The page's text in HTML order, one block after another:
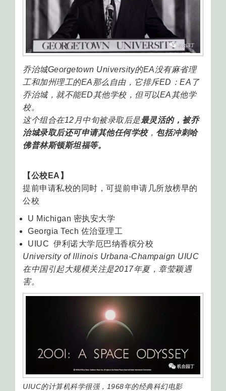
乔治城Georgetown University的EA没有麻省理
工和加州理工的EA那么自由，它排斥ED：EA了
乔治城，就不能ED其他学校，但可以EA其他学
校。
这个组合在12月中旬被录取后是最灵活的，被乔
治城录取后还可申请其他任何学校， 包括冲刺哈
佛普林斯顿斯坦福等。
【公校EA】
提前申请私校的同时，可提前申请几所放榜早的
公校
U Michigan 密执安大学
Georgia Tech 佐治亚理工
UIUC 伊利诺大学厄巴纳香槟分校
University of Illinois Urbana-Champaign UIUC
在中国引起大规模关注是2017年夏，章莹颖遇
害。
UIUC的计算机科学很强，1968年的经典科幻电影